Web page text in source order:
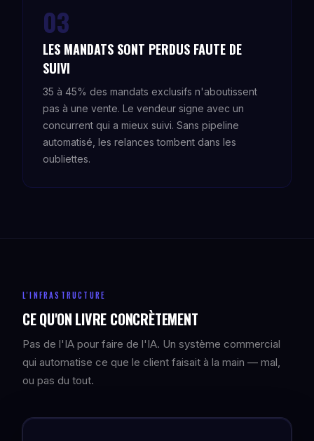
03
LES MANDATS SONT PERDUS FAUTE DE
SUIVI
35 à 45% des mandats exclusifs n'aboutissent
pas à une vente. Le vendeur signe avec un
concurrent qui a mieux suivi. Sans pipeline
automatisé, les relances tombent dans les
oubliettes.
L'INFRASTRUCTURE
CE QU'ON LIVRE CONCRÈTEMENT
Pas de l'IA pour faire de l'IA. Un système commercial
qui automatise ce que le client faisait à la main — mal,
ou pas du tout.